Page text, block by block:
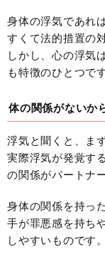
身体の浮気であれ
すくて法的措置の
しかし、心の浮気
も特徴のひとつです
体の関係がないか
浮気と聞くと、ま
実際浮気が発覚す
の関係がパートナ
身体の関係を持っ
手が罪悪感を持ち
しやすいものです。